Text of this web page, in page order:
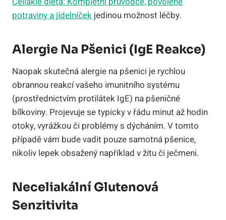
potraviny a jídelníček jedinou možnost léčby.
Alergie Na Pšenici (IgE Reakce)
Naopak skutečná alergie na pšenici je rychlou
obrannou reakcí vašeho imunitního systému
(prostřednictvím protilátek IgE) na pšeničné
bílkoviny. Projevuje se typicky v řádu minut až hodin
otoky, vyrážkou či problémy s dýcháním. V tomto
případě vám bude vadit pouze samotná pšenice,
nikoliv lepek obsažený například v žitu či ječmeni.
Neceliakální Glutenová
Senzitivita